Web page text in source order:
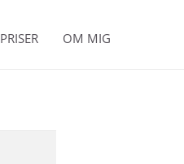
PRISER OM MIG